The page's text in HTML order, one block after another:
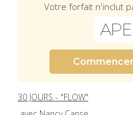
Votre forfait n'inclut
30 JOURS - "FLOW"